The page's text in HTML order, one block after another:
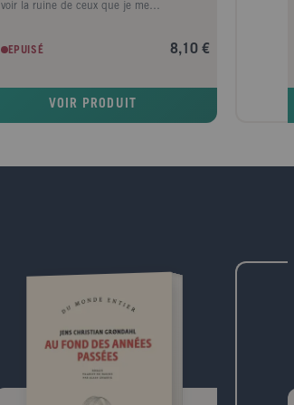
voir la ruine de ceux que je me
Dieu et pour l'amour de Dieu. Une de mes
forces est de n'avoir pardonné jamais. Et
EPUISÉ 8,10 €
VOIR PRODUIT